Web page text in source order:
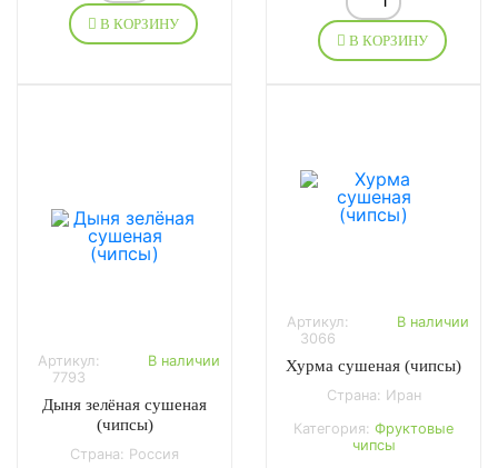
В КОРЗИНУ
В КОРЗИНУ
Артикул:
7793
В наличии
Дыня зелёная сушеная
(чипсы)
Страна: Россия
Артикул:
3066
В наличии
Хурма сушеная (чипсы)
Страна: Иран
Категория: Фруктовые
чипсы